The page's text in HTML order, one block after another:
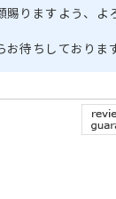
賜りますよう、よ
待ちしておりま